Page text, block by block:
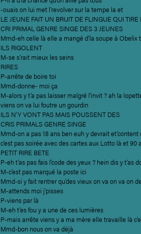
-ouais on lui met l’revolver sur la tempe la et
LE JEUNE FAIT UN BRUIT DE FLINGUE QUI TIRE
CRI PRIMAL GENRE SINGE DES 3 JEUNES
Mmd-eh celle là elle a mangé d’la soupe à Obelix
ILS RIGOLENT
M-se s’rait mieux les seins
RIRES
P-arrête de boire toi
Mmd-donne- moi ça
M-alors y t’a pas laisser malgré l’invit ? ah la
viens on va lui foutre un gourdin
ILS N’Y VONT PAS MAIS POUSSENT DES
CRIS PRIMALS GENRE SINGE
Mmd-on a pas 18 ans ben euh y devrait et’content
c’est pas soirée avec des cartes aux Lotto là et
PETIT RIRE BETE
P-eh t’as pas fais l’code des yeux ? hein dis y
M-c’est pas marqué la poste ici
Mmd-si y fait rentrer qu’des vieux on va on va on
M-attends moi j’pisses
P-viens par là
M-eh t’es fou y a une de ces lumières
P-mais arrête viens y a ma mère elle travaille là
Mmd-bon nous on va déjà